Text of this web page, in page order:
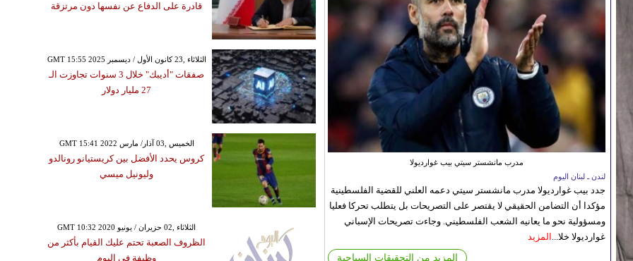
مدرب مانشستر سيتي بيب غوارديولا
لندن ـ لبنان اليوم
جدد بيب غوارديولا مدرب مانشستر سيتي دعمه العلني للقضية الفلسطينية
مؤكدا أن التضامن الحقيقي لا يقتصر على التصريحات بل يتطلب تحركا فعليا
ومسؤولية نحو ما يعانيه الشعب الفلسطيني. وجاءت تصريحات الإسباني
غوارديولا خلا... المزيد
المزيد من التحقيقات السياحية
قادرة على الدفاع عن نفسها دون مرتزقة
GMT 15:55 2025 الثلاثاء ,23 كانون الأول / ديسمبر
صفقات "أديبك" خلال 3 سنوات تجاوزت الـ
27 مليار دولار
GMT 15:41 2022 الخميس ,03 آذار/ مارس
كروس يحدد الأفضل بين كريستيانو رونالدو
وليونيل ميسي
GMT 10:32 2020 الثلاثاء ,02 حزيران / يونيو
الظروف الصعبة تحتم عليك القيام بأكثر من
وظيفة في اليوم